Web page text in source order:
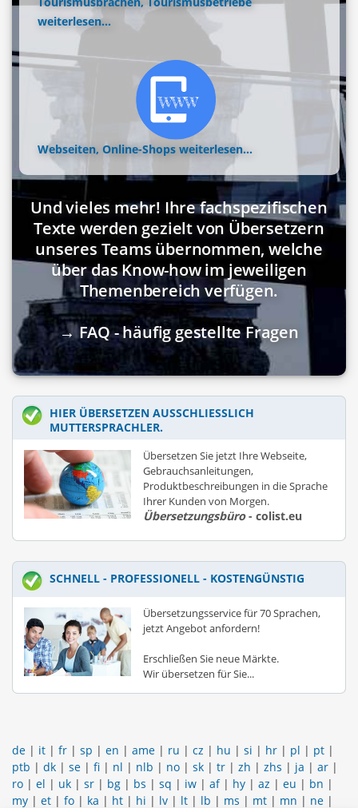
weiterlesen...
Webseiten, Online-Shops weiterlesen...
Und vieles mehr! Ihre fachspezifischen
Texte werden gezielt von Übersetzern
unseres Teams übernommen, welche
über das Know-how im jeweiligen
Themenbereich verfügen.
→ FAQ - häufig gestellte Fragen
HIER ÜBERSETZEN AUSSCHLIESSLICH M
UTTERSPRACHLER.
Übersetzen Sie jetzt Ihre Webseite,
Gebrauchsanleitungen,
Produktbeschreibungen in die Sprache
Ihrer Kunden von Morgen.
Übersetzungsbüro- colist.eu
SCHNELL - PROFESSIONELL - KOSTENGÜNSTIG
Übersetzungsservice für 70 Sprachen,
jetzt Angebot anfordern!
Erschließen Sie neue Märkte.
Wir übersetzen für Sie...
de | it | fr | sp | en | ame | ru | cz | hu | si | hr | pl | pt |
ptb | dk | se | fi | nl | nlb | no | sk | tr | zh | zhs | ja | ar |
ro | el | uk | sr | bg | bs | sq | iw | af| hy | az | eu | bn |
my | et | fo | ka | ht | hi | lv | lt | lb | ms | mt | mn | ne |